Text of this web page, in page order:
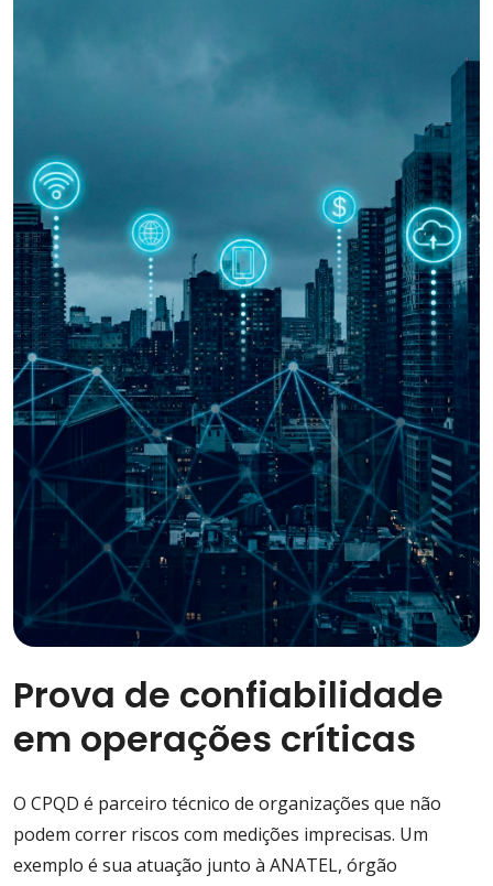
Prova de confiabilidade
em operações críticas
O CPQD é parceiro técnico de organizações que não
podem correr riscos com medições imprecisas. Um
exemplo é sua atuação junto à ANATEL, órgão